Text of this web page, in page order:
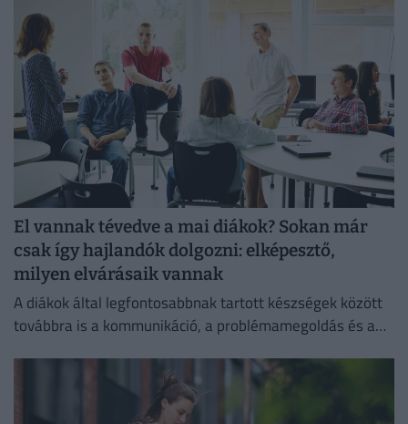
El vannak tévedve a mai diákok? Sokan már
csak így hajlandók dolgozni: elképesztő,
milyen elvárásaik vannak
A diákok által legfontosabbnak tartott készségek között
továbbra is a kommunikáció, a problémamegoldás és a